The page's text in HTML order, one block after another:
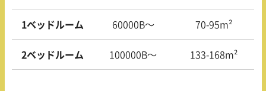
1ベッドルーム 60000B〜 70-95m²
2ベッドルーム 100000B〜 133-168m²